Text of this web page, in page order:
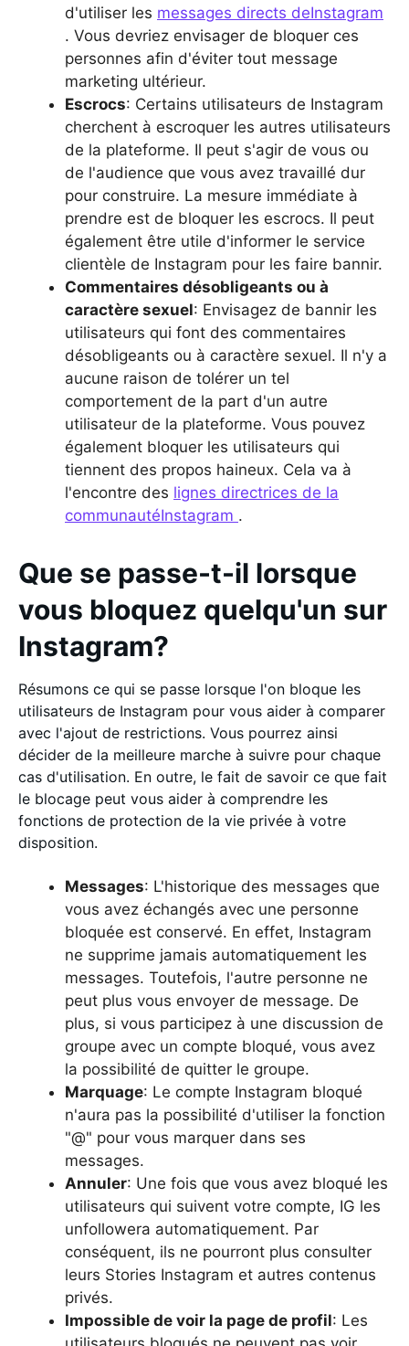
d'utiliser les messages directs deInstagram
. Vous devriez envisager de bloquer ces
personnes afin d'éviter tout message
marketing ultérieur.
Escrocs: Certains utilisateurs de Instagram
cherchent à escroquer les autres utilisateurs
de la plateforme. Il peut s'agir de vous ou
de l'audience que vous avez travaillé dur
pour construire. La mesure immédiate à
prendre est de bloquer les escrocs. Il peut
également être utile d'informer le service
clientèle de Instagram pour les faire bannir.
Commentaires désobligeants ou à
caractère sexuel: Envisagez de bannir les
utilisateurs qui font des commentaires
désobligeants ou à caractère sexuel. Il n'y a
aucune raison de tolérer un tel
comportement de la part d'un autre
utilisateur de la plateforme. Vous pouvez
également bloquer les utilisateurs qui
tiennent des propos haineux. Cela va à
l'encontre des lignes directrices de la
communautéInstagram .
Que se passe-t-il lorsque
vous bloquez quelqu'un sur
Instagram?
Résumons ce qui se passe lorsque l'on bloque les
utilisateurs de Instagram pour vous aider à comparer
avec l'ajout de restrictions. Vous pourrez ainsi
décider de la meilleure marche à suivre pour chaque
cas d'utilisation. En outre, le fait de savoir ce que fait
le blocage peut vous aider à comprendre les
fonctions de protection de la vie privée à votre
disposition.
Messages: L'historique des messages que
vous avez échangés avec une personne
bloquée est conservé. En effet, Instagram
ne supprime jamais automatiquement les
messages. Toutefois, l'autre personne ne
peut plus vous envoyer de message. De
plus, si vous participez à une discussion de
groupe avec un compte bloqué, vous avez
la possibilité de quitter le groupe.
Marquage: Le compte Instagram bloqué
n'aura pas la possibilité d'utiliser la fonction
"@" pour vous marquer dans ses
messages.
Annuler: Une fois que vous avez bloqué les
utilisateurs qui suivent votre compte, IG les
unfollowera automatiquement. Par
conséquent, ils ne pourront plus consulter
leurs Stories Instagram et autres contenus
privés.
Impossible de voir la page de profil: Les